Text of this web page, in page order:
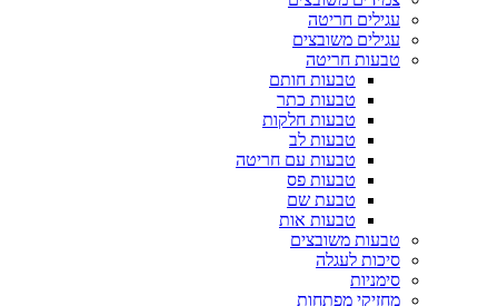
עגילים חריטה
עגילים משובצים
טבעות חריטה
טבעות חותם
טבעות כתר
טבעות חלקות
טבעות לב
טבעות עם חריטה
טבעות פס
טבעת שם
טבעות אות
טבעות משובצים
סיכות לעגלה
סימניות
מחזיקי מפתחות